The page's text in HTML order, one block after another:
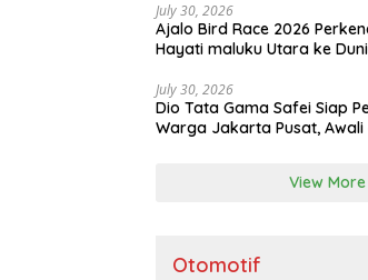
July 30, 2026
Ajalo Bird Race 2026
Hayati maluku Utara ke
July 30, 2026
Dio Tata Gama Safei Siap
Warga Jakarta Pusat, Awali
View More
Otomotif